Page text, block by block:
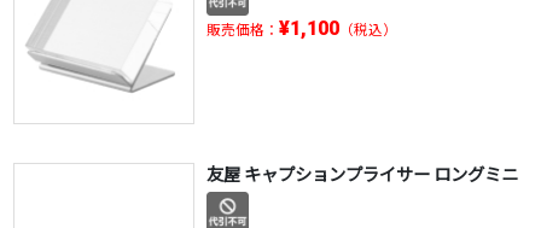
販売価格： ¥1,100（税込）
友屋 キャプションプライサー ロングミニ